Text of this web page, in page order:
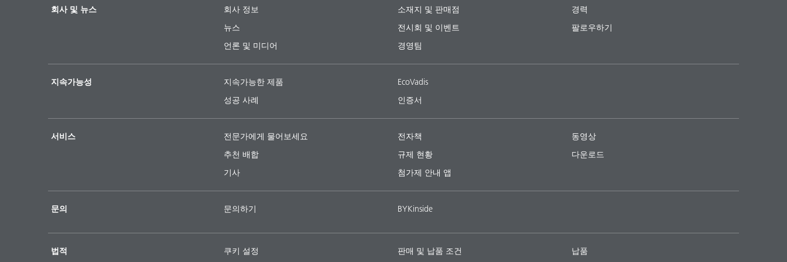
회사 및 뉴스
회사 정보
뉴스
언론 및 미디어
소재지 및 판매점
전시회 및 이벤트
경영팀
경력
팔로우하기
지속가능성
지속가능한 제품
성공 사례
EcoVadis
인증서
서비스
전문가에게 물어보세요
추천 배합
기사
전자책
규제 현황
첨가제 안내 앱
동영상
다운로드
문의 문의하기 BYKinside
법적 쿠키 설정 판매 및 납품 조건 납품